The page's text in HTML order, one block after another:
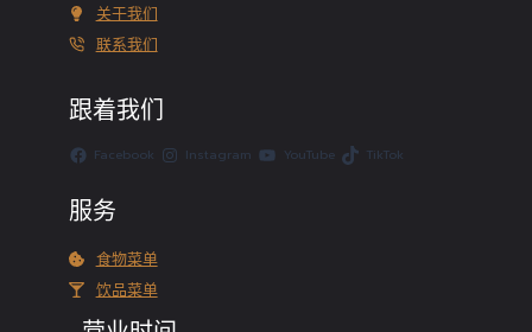
关于我们
联系我们
跟着我们
Facebook Instagram YouTube TikTok
服务
食物菜单
饮品菜单